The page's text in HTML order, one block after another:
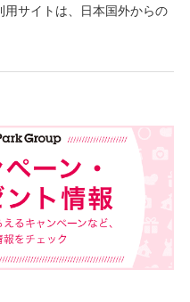
サイトは、日本国外からの